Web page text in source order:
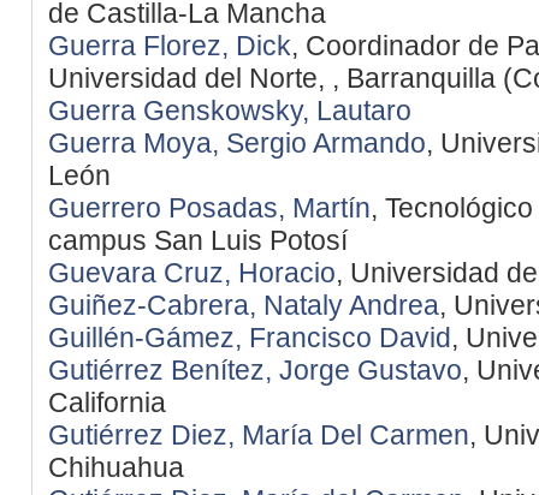
de Castilla-La Mancha
Guerra Florez, Dick, Coordinador de
Universidad del Norte, , Barranquilla
Guerra Genskowsky, Lautaro
Guerra Moya, Sergio Armando,
León
Guerrero Posadas, Martín,
campus San Luis Potosí
Guevara Cruz, Horacio, Universidad
Guiñez-Cabrera, Nataly Andrea,
Guillén-Gámez, Francisco David,
Gutiérrez Benítez, Jorge Gustavo,
California
Gutiérrez Diez, María Del Carmen,
Chihuahua